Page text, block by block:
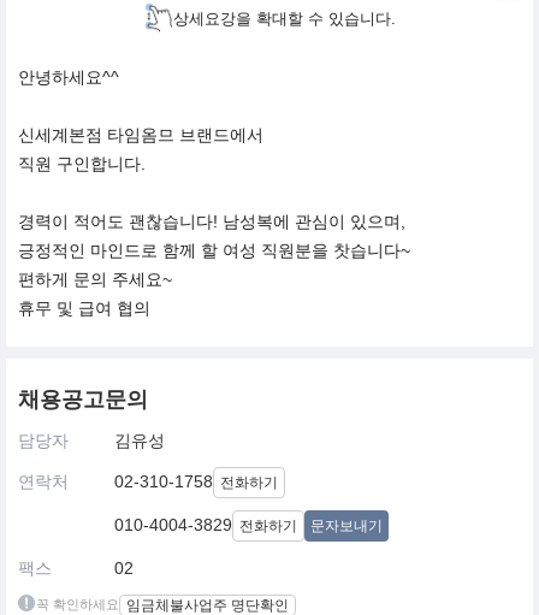
상세요강을 확대할 수 있습니다.
안녕하세요^^
신세계본점 타임옴므 브랜드에서
직원 구인합니다.
경력이 적어도 괜찮습니다! 남성복에 관심이 있으며,
긍정적인 마인드로 함께 할 여성 직원분을 찻습니다~
편하게 문의 주세요~
휴무 및 급여 협의
채용공고문의
담당자 김유성
연락처 02-310-1758 전화하기
010-4004-3829 전화하기 문자보내기
팩스 02
꼭 확인하세요 임금체불사업주 명단확인